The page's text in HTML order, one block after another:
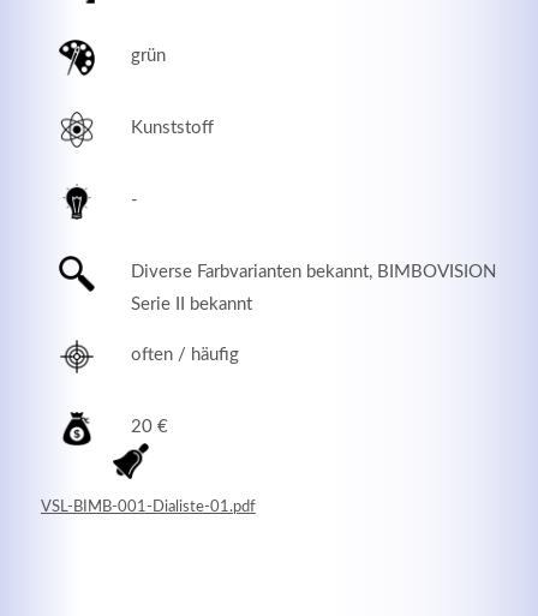
grün
Kunststoff
-
Diverse Farbvarianten bekannt, BIMBOVISION
Serie II bekannt
often / häufig
20 €
VSL-BIMB-001-Dialiste-01.pdf
Lorem ipsum dolor sit amet, consectetuer adipiscing
elit. Aenean commodo ligula eget dolor.